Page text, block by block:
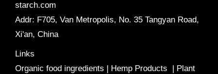
starch.com
Addr: F705, Van Metropolis, No. 35 Tangyan Road,
Xi'an, China
Links
Organic food ingredients | Hemp Products | Plant